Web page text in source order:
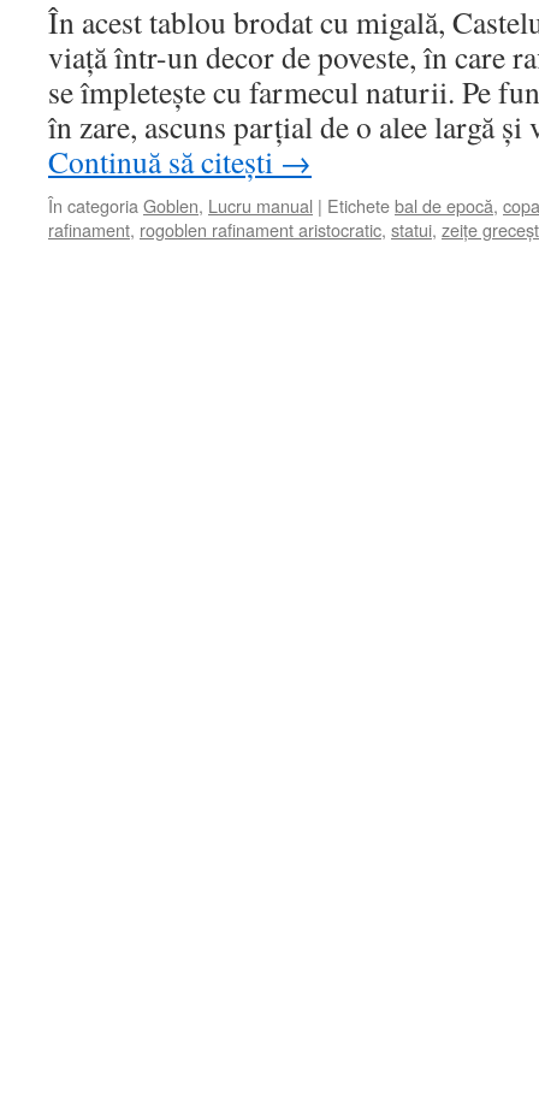
În acest tablou brodat cu migală,
viață într-un decor de poveste, în care
se împletește cu farmecul naturii. Pe
în zare, ascuns parțial de o alee largă
Continuă să citești →
În categoria Goblen, Lucru manual | Etichetebal de epocă,
rafinament, rogoblen rafinament aristocratic, statui, zeițe